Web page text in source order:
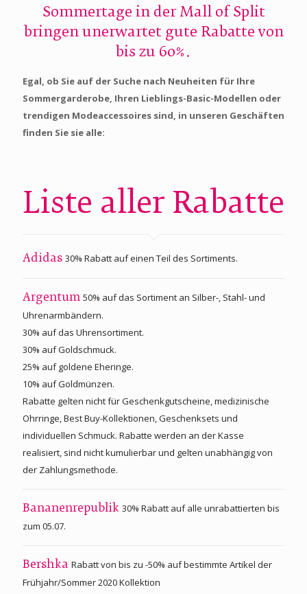
Sommertage in der Mall of Split
bringen unerwartet gute Rabatte von
bis zu 60%.
Egal, ob Sie auf der Suche nach Neuheiten für Ihre
Sommergarderobe, Ihren Lieblings-Basic-Modellen oder
trendigen Modeaccessoires sind, in unseren Geschäften
finden Sie sie alle:
Liste aller Rabatte
Adidas 30% Rabatt auf einen Teil des Sortiments.
Argentum 50% auf das Sortiment an Silber-, Stahl- und
Uhrenarmbändern.
30% auf das Uhrensortiment.
30% auf Goldschmuck.
25% auf goldene Eheringe.
10% auf Goldmünzen.
Rabatte gelten nicht für Geschenkgutscheine, medizinische
Ohrringe, Best Buy-Kollektionen, Geschenksets und
individuellen Schmuck. Rabatte werden an der Kasse
realisiert, sind nicht kumulierbar und gelten unabhängig von
der Zahlungsmethode.
Bananenrepublik 30% Rabatt auf alle unrabattierten bis
zum 05.07.
Bershka Rabatt von bis zu -50% auf bestimmte Artikel der
Frühjahr/Sommer 2020 Kollektion